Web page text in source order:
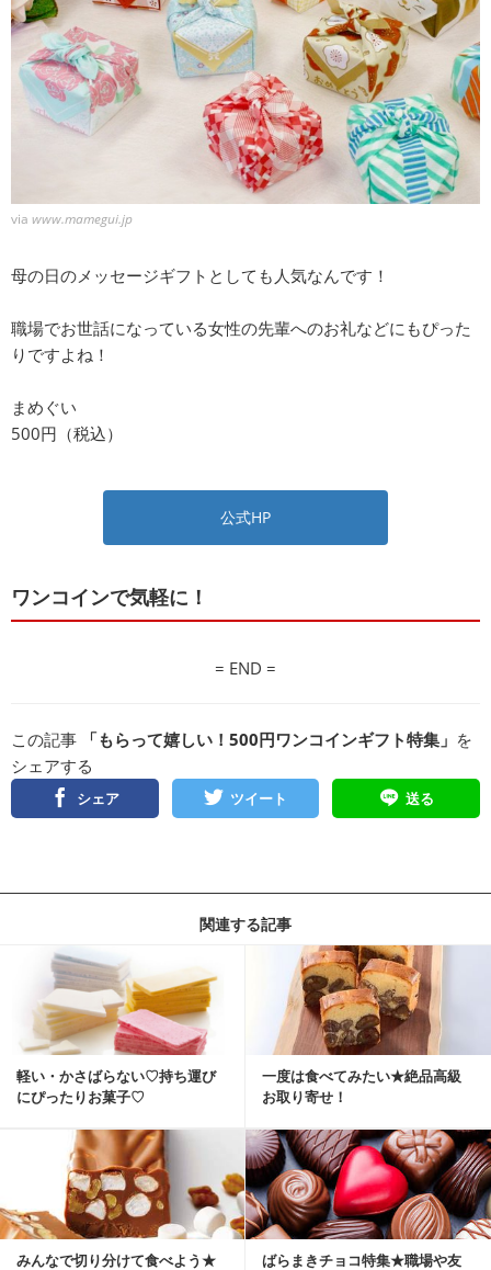
via www.mamegui.jp
母の日のメッセージギフトとしても人気なんです！
職場でお世話になっている女性の先輩へのお礼などにもぴった
りですよね！
まめぐい
500円（税込）
公式HP
ワンコインで気軽に！
= END =
この記事 「もらって嬉しい！500円ワンコインギフト特集」 を
シェアする
シェア ツイート 送る
関連する記事
軽い・かさばらない♡持ち運び
にぴったりお菓子♡
一度は食べてみたい★絶品高級
お取り寄せ！
みんなで切り分けて食べよう★ ばらまきチョコ特集★職場や友